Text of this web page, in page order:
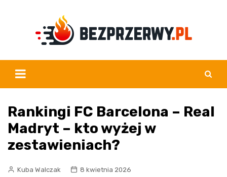
Rankingi FC Barcelona – Real
Madryt – kto wyżej w
zestawieniach?
Kuba Walczak
8 kwietnia 2026